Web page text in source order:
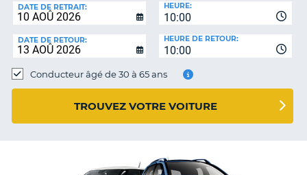
LANGUAGE
DE
RETOUR:
DATE DE RETRAIT:
10:00
HEURE:
DATE DE RETOUR:
10:00
HEURE DE RETOUR:
Conducteur âgé de 30 à 65 ans
TROUVEZ VOTRE VOITURE